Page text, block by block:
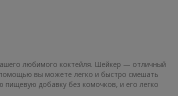
любимого коктейля. Шейкер — отличный
вы можете легко и быстро смешать
добавку без комочков, и его легко